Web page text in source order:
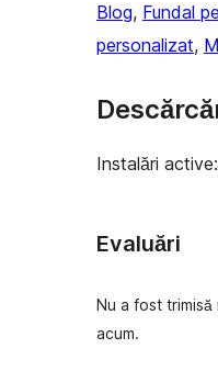
Blog, Fundal
personalizat,
Instalări active:
Evaluări
Nu a fost
acum.